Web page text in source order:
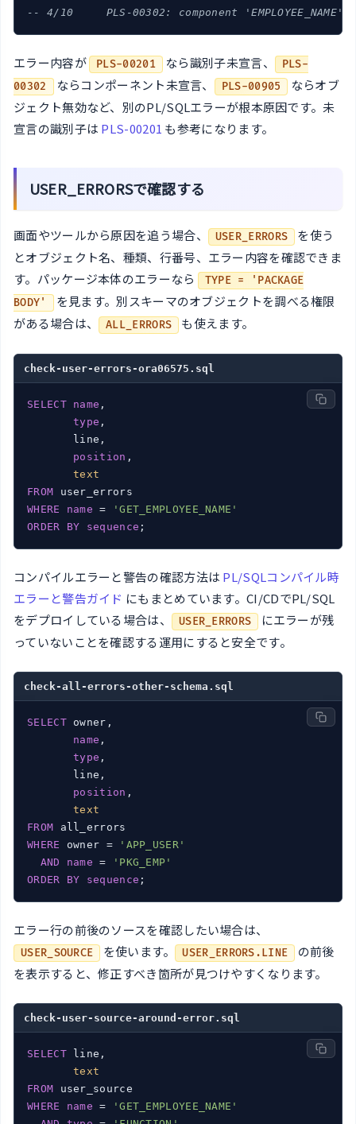
-- 4/10     PLS-00302: component 'EMPLOYEE_NAME'
エラー内容が PLS-00201 なら識別子未宣言、
PLS-
00302
ならコンポーネント未宣言、 PLS-00905
ならオブ
ジェクト無効など、別のPL/SQLエラーが根本原因です。未
宣言の識別子は PLS-00201 も参考になります。
USER_ERRORSで確認する
画面やツールから原因を追う場合、 USER_ERRORS
を使う
とオブジェクト名、種類、行番号、エラー内容を確認できま
す。パッケージ本体のエラーなら
TYPE = 'PACKAGE
BODY'
を見ます。別スキーマのオブジェクトを調べる権限
がある場合は、 ALL_ERRORS も使えます。
check-user-errors-ora06575.sql
SELECT name ,
type ,
       line,
position ,
text
FROM
WHERE
name =
'GET_EMPLOYEE_NAME'
ORDER
BY sequence ;
コンパイルエラーと警告の確認方法は PL/SQLコンパイル時
エラーと警告ガイド にもまとめています。CI/CDでPL/SQL
をデプロイしている場合は、
USER_ERRORS
にエラーが残
っていないことを確認する運用にすると安全です。
check-all-errors-other-schema.sql
SELECT owner,
name ,
type ,
       line,
position ,
text
FROM
WHERE owner =
'APP_USER'
AND
name =
'PKG_EMP'
ORDER
BY sequence ;
エラー行の前後のソースを確認したい場合は、
USER_SOURCE を使います。 USER_ERRORS.LINE
の前後
を表示すると、修正すべき箇所が見つけやすくなります。
check-user-source-around-error.sql
SELECT line,
text
FROM
WHERE
name =
'GET_EMPLOYEE_NAME'